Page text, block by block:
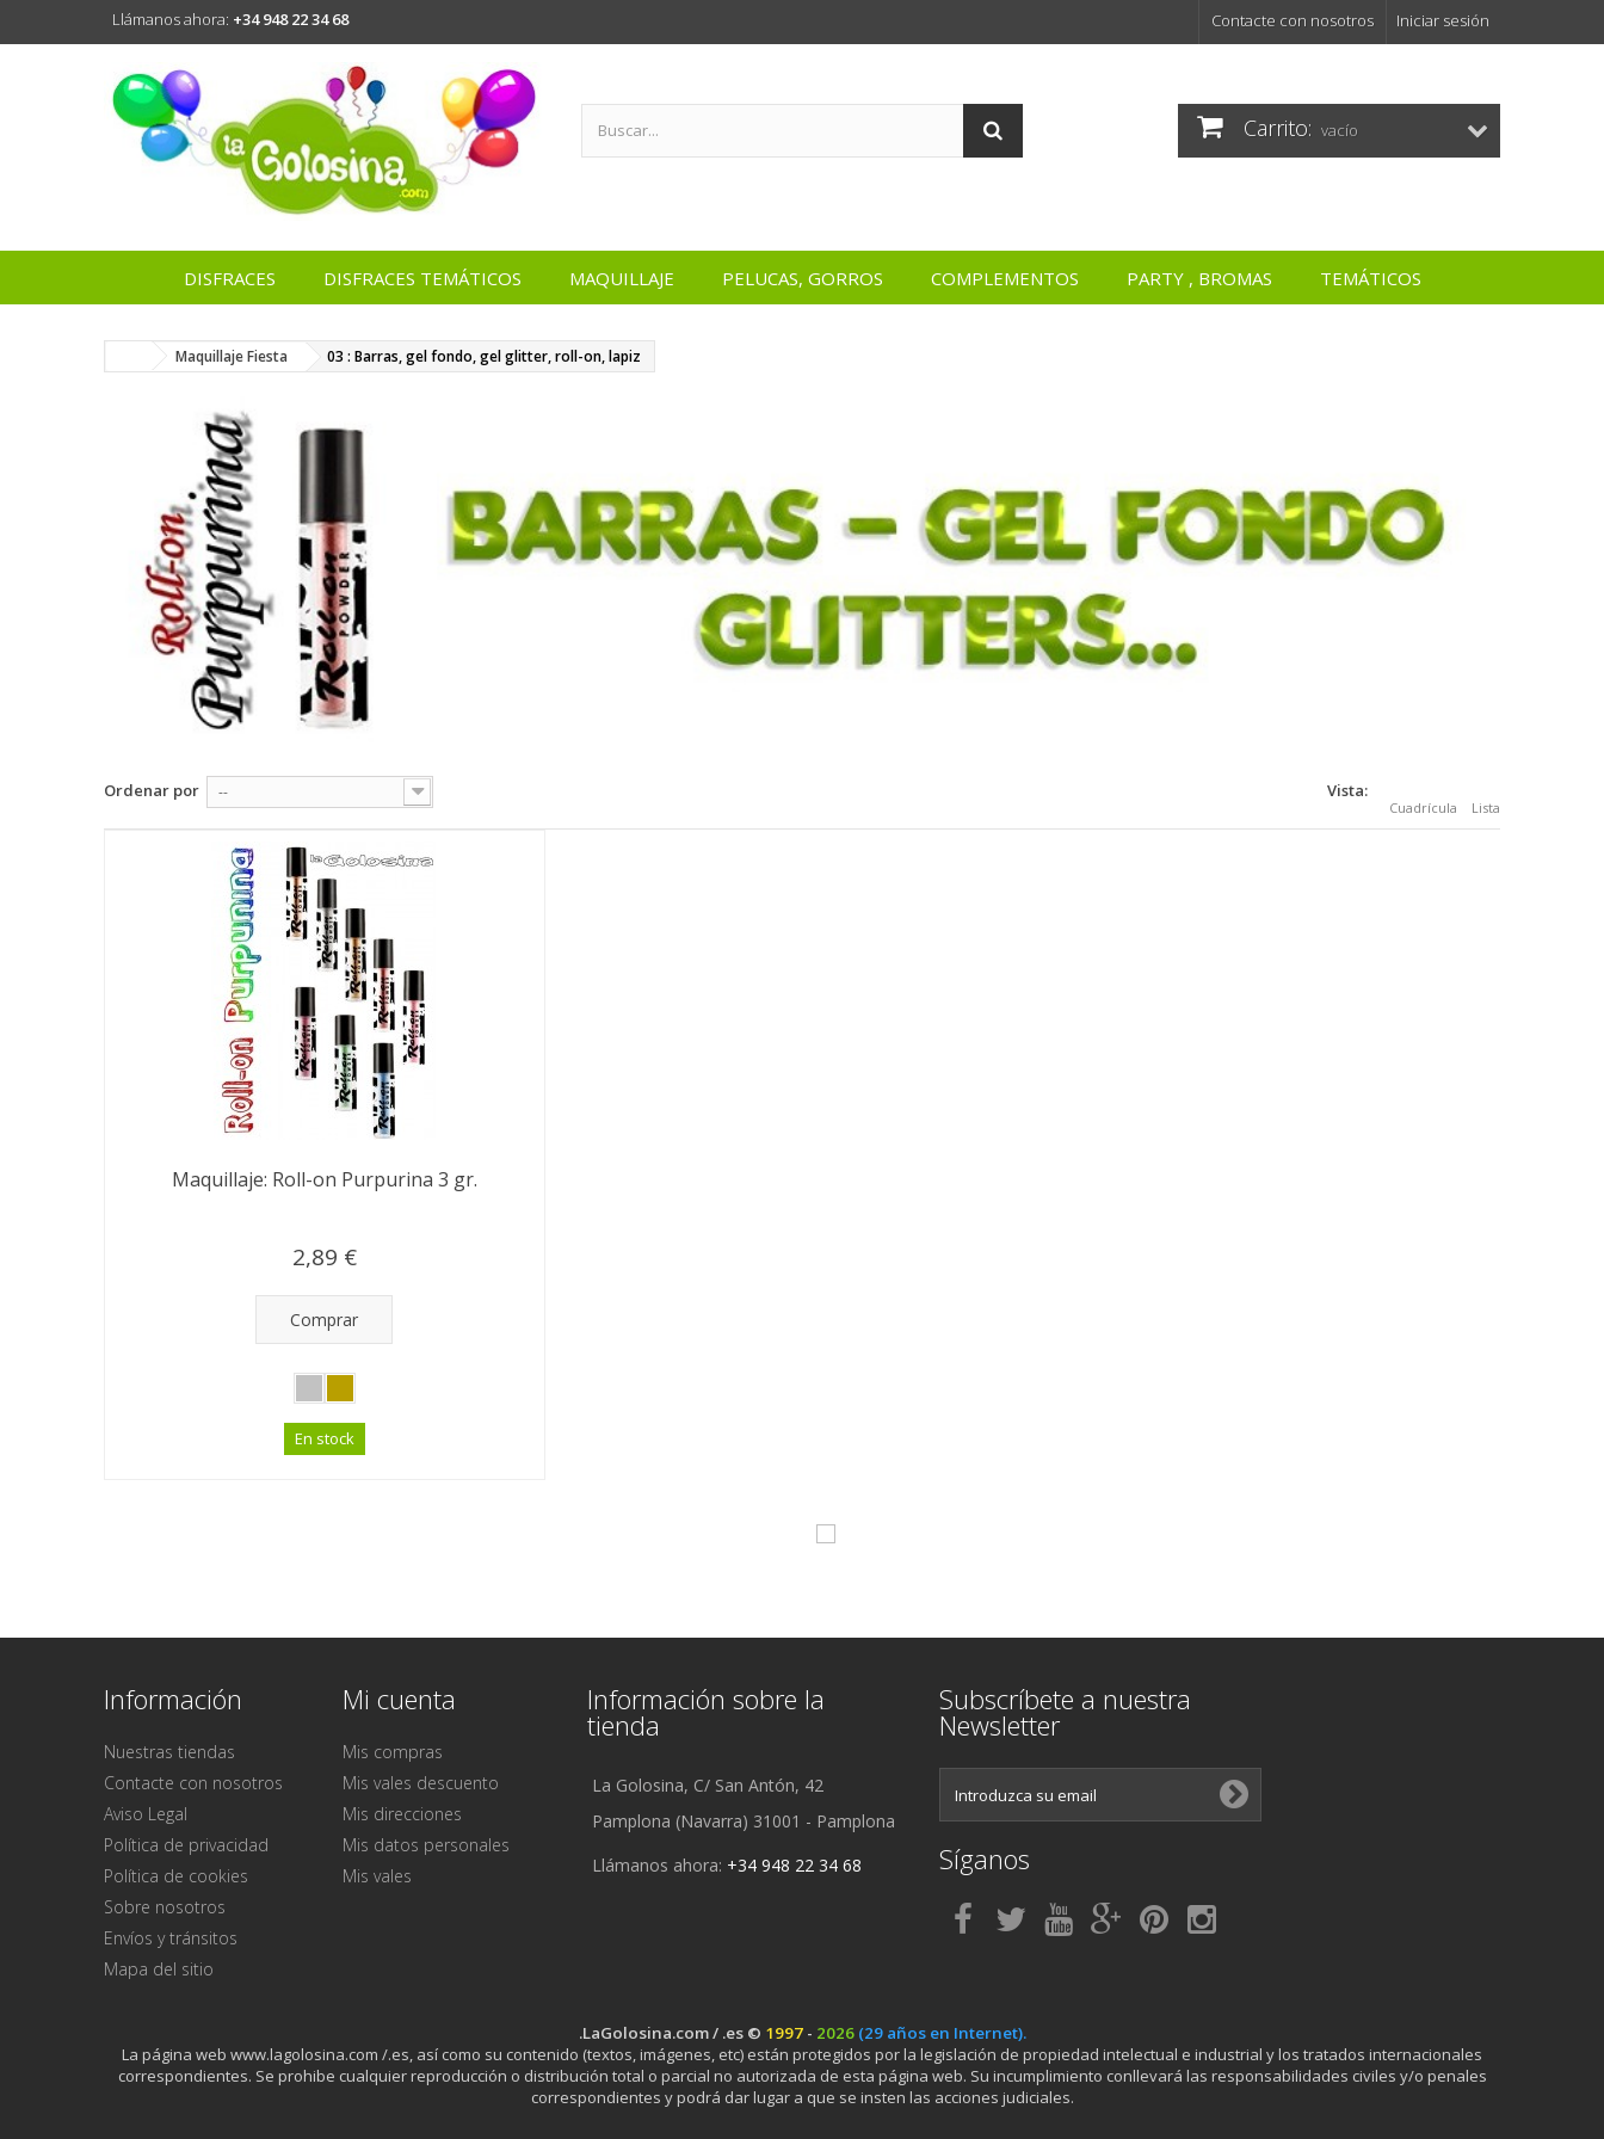
Iniciar sesión
Contacte con nosotros
Llámanos ahora: +34 948 22 34 68
Carrito: vacío
DISFRACES DISFRACES TEMÁTICOS MAQUILLAJE PELUCAS, GORROS COMPLEMENTOS PARTY , BROMAS TEMÁTICOS
Maquillaje Fiesta 03 : Barras, gel fondo, gel glitter, roll-on, lapiz
Vista:
Cuadrícula Lista
Ordenar por --
Maquillaje: Roll-on Purpurina 3 gr.
2,89 €
Comprar
En stock
Información
Nuestras tiendas
Contacte con nosotros
Aviso Legal
Política de privacidad
Política de cookies
Sobre nosotros
Envíos y tránsitos
Mapa del sitio
Mi cuenta
Mis compras
Mis vales descuento
Mis direcciones
Mis datos personales
Mis vales
Información sobre la
tienda
La Golosina, C/ San Antón, 42
Pamplona (Navarra) 31001 - Pamplona
Llámanos ahora: +34 948 22 34 68
Subscríbete a nuestra
Newsletter
Síganos
.LaGolosina.com / .es © 1997- 2026 (29 años en Internet).
La página web www.lagolosina.com /.es, así como su contenido (textos, imágenes, etc) están protegidos por la legislación de propiedad intelectual e industrial y los tratados internacionales
correspondientes. Se prohibe cualquier reproducción o distribución total o parcial no autorizada de esta página web. Su incumplimiento conllevará las responsabilidades civiles y/o penales
correspondientes y podrá dar lugar a que se insten las acciones judiciales.